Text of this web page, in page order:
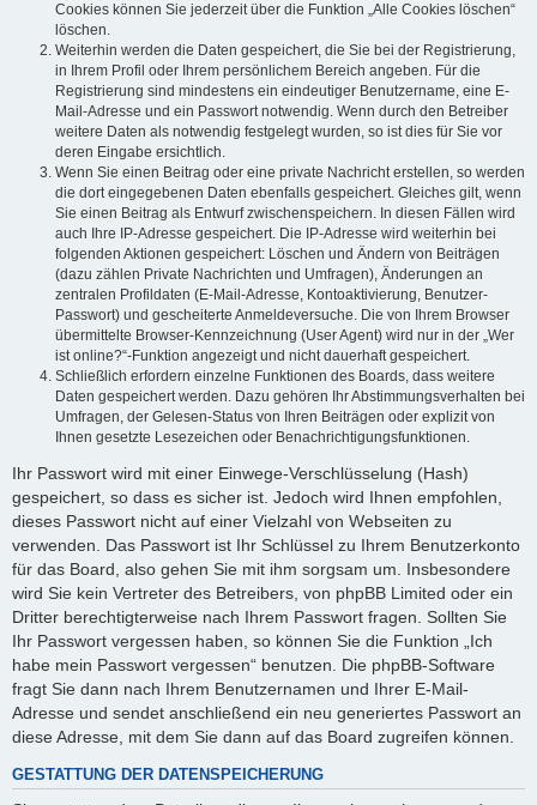
Cookies können Sie jederzeit über die Funktion „Alle Cookies löschen“
löschen.
Weiterhin werden die Daten gespeichert, die Sie bei der Registrierung,
in Ihrem Profil oder Ihrem persönlichem Bereich angeben. Für die
Registrierung sind mindestens ein eindeutiger Benutzername, eine E-
Mail-Adresse und ein Passwort notwendig. Wenn durch den Betreiber
weitere Daten als notwendig festgelegt wurden, so ist dies für Sie vor
deren Eingabe ersichtlich.
Wenn Sie einen Beitrag oder eine private Nachricht erstellen, so werden
die dort eingegebenen Daten ebenfalls gespeichert. Gleiches gilt, wenn
Sie einen Beitrag als Entwurf zwischenspeichern. In diesen Fällen wird
auch Ihre IP-Adresse gespeichert. Die IP-Adresse wird weiterhin bei
folgenden Aktionen gespeichert: Löschen und Ändern von Beiträgen
(dazu zählen Private Nachrichten und Umfragen), Änderungen an
zentralen Profildaten (E-Mail-Adresse, Kontoaktivierung, Benutzer-
Passwort) und gescheiterte Anmeldeversuche. Die von Ihrem Browser
übermittelte Browser-Kennzeichnung (User Agent) wird nur in der „Wer
ist online?“-Funktion angezeigt und nicht dauerhaft gespeichert.
Schließlich erfordern einzelne Funktionen des Boards, dass weitere
Daten gespeichert werden. Dazu gehören Ihr Abstimmungsverhalten bei
Umfragen, der Gelesen-Status von Ihren Beiträgen oder explizit von
Ihnen gesetzte Lesezeichen oder Benachrichtigungsfunktionen.
Ihr Passwort wird mit einer Einwege-Verschlüsselung (Hash)
gespeichert, so dass es sicher ist. Jedoch wird Ihnen empfohlen,
dieses Passwort nicht auf einer Vielzahl von Webseiten zu
verwenden. Das Passwort ist Ihr Schlüssel zu Ihrem Benutzerkonto
für das Board, also gehen Sie mit ihm sorgsam um. Insbesondere
wird Sie kein Vertreter des Betreibers, von phpBB Limited oder ein
Dritter berechtigterweise nach Ihrem Passwort fragen. Sollten Sie
Ihr Passwort vergessen haben, so können Sie die Funktion „Ich
habe mein Passwort vergessen“ benutzen. Die phpBB-Software
fragt Sie dann nach Ihrem Benutzernamen und Ihrer E-Mail-
Adresse und sendet anschließend ein neu generiertes Passwort an
diese Adresse, mit dem Sie dann auf das Board zugreifen können.
GESTATTUNG DER DATENSPEICHERUNG